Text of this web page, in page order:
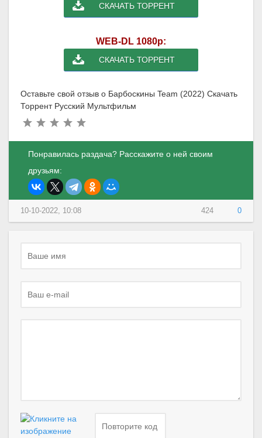
СКАЧАТЬ ТОРРЕНТ
WEB-DL 1080p:
СКАЧАТЬ ТОРРЕНТ
Оставьте свой отзыв о Барбоскины Team (2022) Скачать
Торрент Русский Мультфильм
Понравилась раздача? Расскажите о ней своим
друзьям:
424 0
10-10-2022, 10:08